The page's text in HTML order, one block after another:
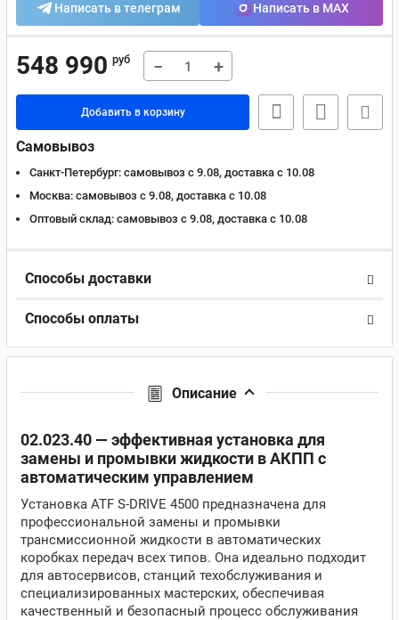
Написать в телеграм Написать в MAX
548 990 руб − +
Добавить в корзину
Самовывоз
Санкт-Петербург: самовывоз с 9.08, доставка c 10.08
Москва: самовывоз с 9.08, доставка c 10.08
Оптовый склад: самовывоз с 9.08, доставка c 10.08
Способы доставки
Способы оплаты
Описание
02.023.40 — эффективная установка для
замены и промывки жидкости в АКПП с
автоматическим управлением
Установка ATF S-DRIVE 4500 предназначена для
профессиональной замены и промывки
трансмиссионной жидкости в автоматических
коробках передач всех типов. Она идеально подходит
для автосервисов, станций техобслуживания и
специализированных мастерских, обеспечивая
качественный и безопасный процесс обслуживания